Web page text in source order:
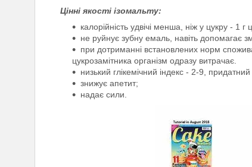
Цінні якості ізомальту:
калорійність удвічі менша, ніж у цукру - 1 г
не руйнує зубну емаль, навіть допомагає
при дотриманні встановлених норм
цукрозамітника організм одразу витрачає.
низький глікемічний індекс - 2-9,
знижує апетит;
надає сили.